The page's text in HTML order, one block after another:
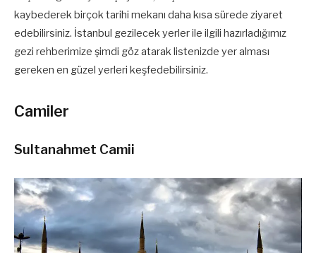
kaybederek birçok tarihi mekanı daha kısa sürede ziyaret
edebilirsiniz. İstanbul gezilecek yerler ile ilgili hazırladığımız
gezi rehberimize şimdi göz atarak listenizde yer alması
gereken en güzel yerleri keşfedebilirsiniz.
Camiler
Sultanahmet Camii